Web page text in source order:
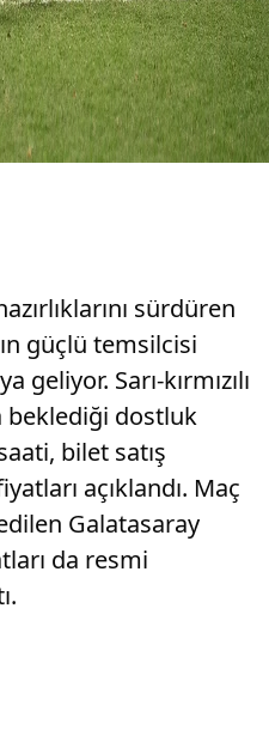
sürdüren
güçlü temsilcisi
geliyor. Sarı-kırmızılı
beklediği dostluk
bilet satış
açıklandı. Maç
Galatasaray
da resmi